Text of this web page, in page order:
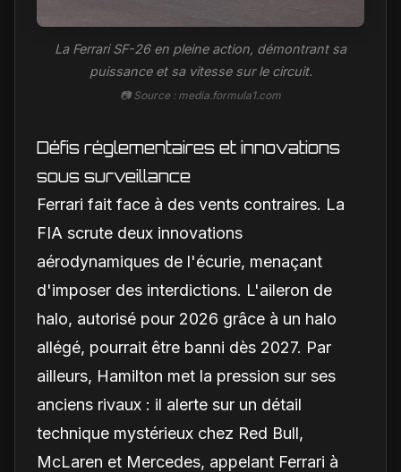
La Ferrari SF-26 en pleine action, démontrant sa
puissance et sa vitesse sur le circuit.
📷 Source : media.formula1.com
Défis réglementaires et innovations
sous surveillance
Ferrari fait face à des vents contraires. La
FIA scrute deux innovations
aérodynamiques de l'écurie, menaçant
d'imposer des interdictions. L'aileron de
halo, autorisé pour 2026 grâce à un halo
allégé, pourrait être banni dès 2027. Par
ailleurs, Hamilton met la pression sur ses
anciens rivaux : il alerte sur un détail
technique mystérieux chez Red Bull,
McLaren et Mercedes, appelant Ferrari à